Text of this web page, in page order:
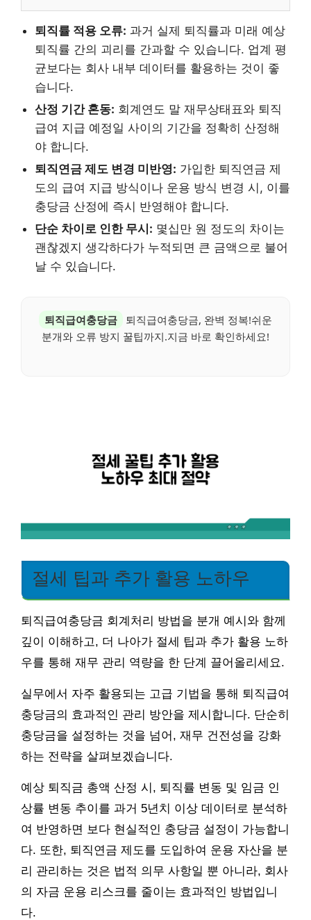
퇴직률 적용 오류: 과거 실제 퇴직률과 미래 예상
퇴직률 간의 괴리를 간과할 수 있습니다. 업계 평
균보다는 회사 내부 데이터를 활용하는 것이 좋
습니다.
산정 기간 혼동: 회계연도 말 재무상태표와 퇴직
급여 지급 예정일 사이의 기간을 정확히 산정해
야 합니다.
퇴직연금 제도 변경 미반영: 가입한 퇴직연금 제
도의 급여 지급 방식이나 운용 방식 변경 시, 이를
충당금 산정에 즉시 반영해야 합니다.
단순 차이로 인한 무시: 몇십만 원 정도의 차이는
괜찮겠지 생각하다가 누적되면 큰 금액으로 불어
날 수 있습니다.
퇴직급여충당금
퇴직급여충당금, 완벽 정복!쉬운
분개와 오류 방지 꿀팁까지.지금 바로 확인하세요!
절세 팁과 추가 활용 노하우
퇴직급여충당금 회계처리 방법을 분개 예시와 함께
깊이 이해하고, 더 나아가 절세 팁과 추가 활용 노하
우를 통해 재무 관리 역량을 한 단계 끌어올리세요.
실무에서 자주 활용되는 고급 기법을 통해 퇴직급여
충당금의 효과적인 관리 방안을 제시합니다. 단순히
충당금을 설정하는 것을 넘어, 재무 건전성을 강화
하는 전략을 살펴보겠습니다.
예상 퇴직금 총액 산정 시, 퇴직률 변동 및 임금 인
상률 변동 추이를 과거 5년치 이상 데이터로 분석하
여 반영하면 보다 현실적인 충당금 설정이 가능합니
다. 또한, 퇴직연금 제도를 도입하여 운용 자산을 분
리 관리하는 것은 법적 의무 사항일 뿐 아니라, 회사
의 자금 운용 리스크를 줄이는 효과적인 방법입니
다.